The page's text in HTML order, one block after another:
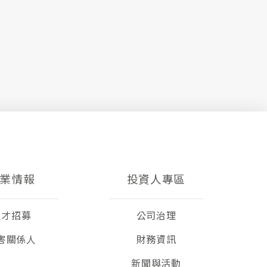
情報
招募
關係人
投資人專區
公司治理
財務資訊
新聞與活動